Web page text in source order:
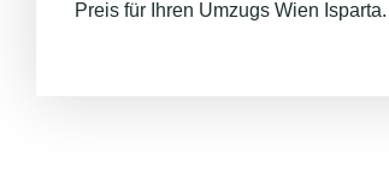
Preis für Ihren Umzugs Wien Isparta.